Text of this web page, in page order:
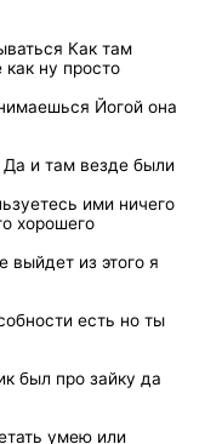
Как там
ну просто
Йогой она
Да и там везде были
ими ничего
хорошего
выйдет из этого я
есть но ты
был про зайку да
умею или